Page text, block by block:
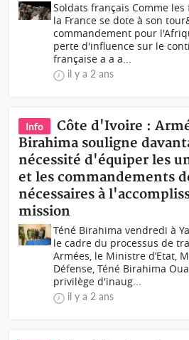
Soldats français Comme
la France se dote à son
commandement pour
perte d'influence sur le
française a a a...
il y a 2 ans
Info
Côte d'Ivoire :
Birahima souligne
nécessité d'équiper les
et les commandements
nécessaires à
mission
Téné Birahima vendredi à
le cadre du processus de
Armées, le Ministre d’Etat,
Défense, Téné Birahima
privilège d'inaug...
il y a 2 ans